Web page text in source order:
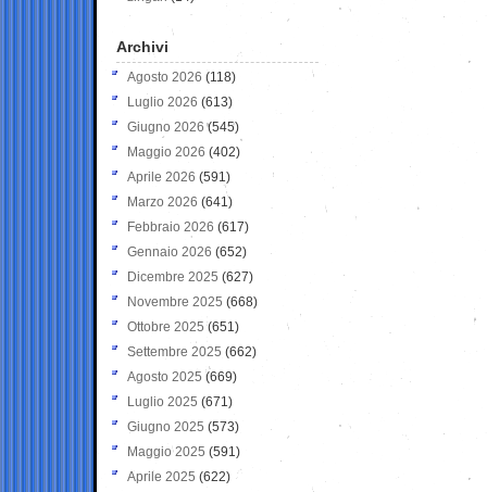
Archivi
Agosto 2026 (118)
Luglio 2026 (613)
Giugno 2026 (545)
Maggio 2026 (402)
Aprile 2026 (591)
Marzo 2026 (641)
Febbraio 2026 (617)
Gennaio 2026 (652)
Dicembre 2025 (627)
Novembre 2025 (668)
Ottobre 2025 (651)
Settembre 2025 (662)
Agosto 2025 (669)
Luglio 2025 (671)
Giugno 2025 (573)
Maggio 2025 (591)
Aprile 2025 (622)